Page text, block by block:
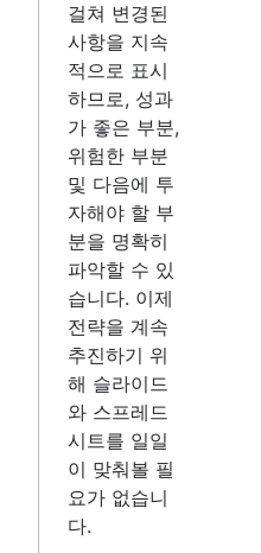
걸쳐 변경된
사항을 지속
적으로 표시
하므로, 성과
가 좋은 부분,
위험한 부분
및 다음에 투
자해야 할 부
분을 명확히
파악할 수 있
습니다. 이제
전략을 계속
추진하기 위
해 슬라이드
와 스프레드
시트를 일일
이 맞춰볼 필
요가 없습니
다.